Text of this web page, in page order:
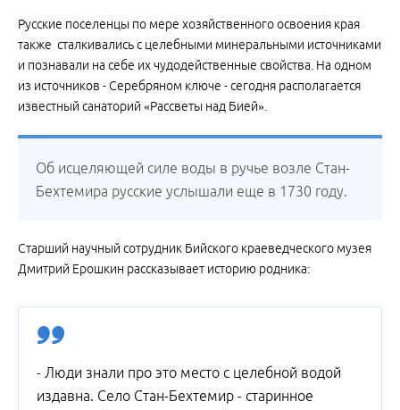
Русские поселенцы по мере хозяйственного освоения края
также сталкивались с целебными минеральными источниками
и познавали на себе их чудодейственные свойства. На одном
из источников - Серебряном ключе - сегодня располагается
известный санаторий «Рассветы над Бией».
Об исцеляющей силе воды в ручье возле Стан-
Бехтемира русские услышали еще в 1730 году.
Старший научный сотрудник Бийского краеведческого музея
Дмитрий Ерошкин рассказывает историю родника:
- Люди знали про это место с целебной водой
издавна. Село Стан-Бехтемир - старинное